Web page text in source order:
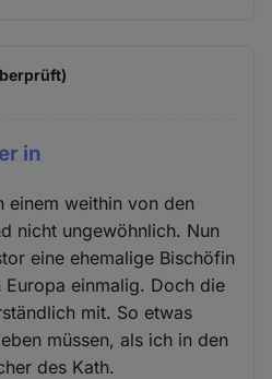
in
einem weithin von den
nicht ungewöhnlich. Nun
eine ehemalige Bischöfin
einmalig. Doch die
mit. So etwas
müssen, als ich in den
des Kath.